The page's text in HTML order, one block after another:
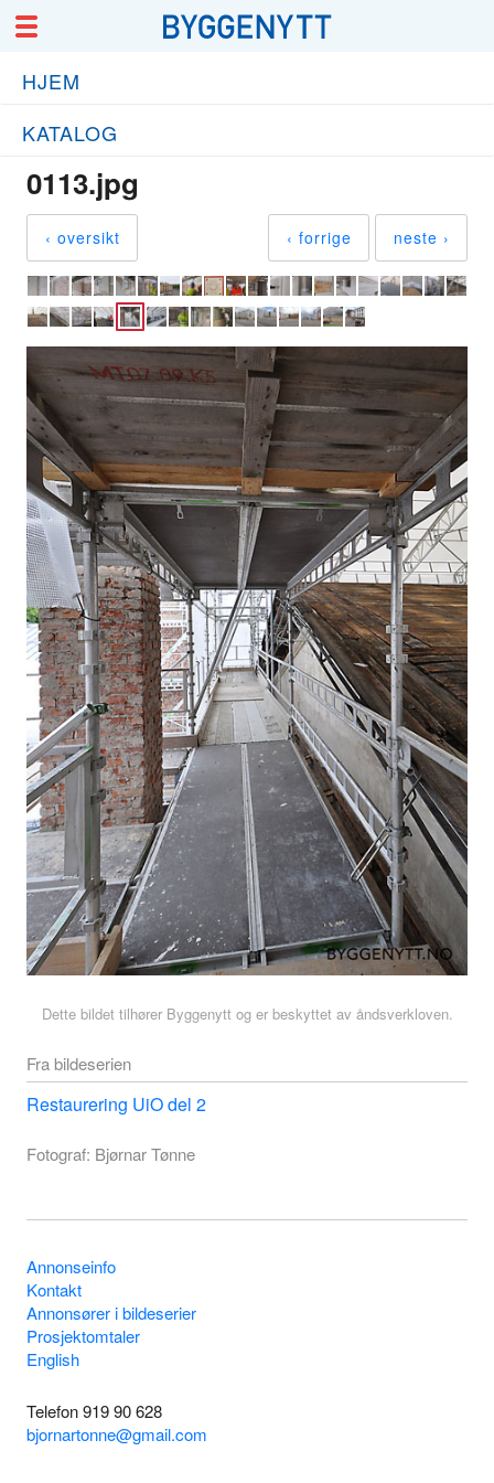
HJEM
KATALOG
0113.jpg
‹ oversikt ‹ forrige neste ›
Dette bildet tilhører Byggenytt og er beskyttet av åndsverkloven.
Fra bildeserien
Restaurering UiO del 2
Fotograf: Bjørnar Tønne
Annonseinfo
Kontakt
Annonsører i bildeserier
Prosjektomtaler
English
Telefon 919 90 628
bjornartonne@gmail.com